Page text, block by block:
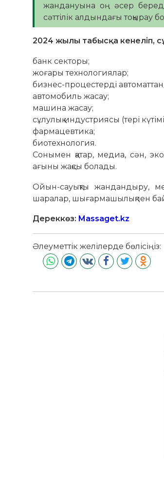
жандануына оң әсер
сәттілік алдындағы тоқырау
2024 жылы табысқа кенеліп,
банк секторы;
жоғары технологиялар;
бизнес-процестерді
автомобиль жасау;
машина жасау;
сұлулық индустриясы (тері
фармацевтика;
биотехнология.
Сонымен қатар, медиа, сән,
ағыны жақсы болады.
Ойын-сауықты жандандыру,
шаралар, шығармашылықпен
Дереккөз: Massaget.kz
Әлеуметтік желілерде бөлісіңіз: